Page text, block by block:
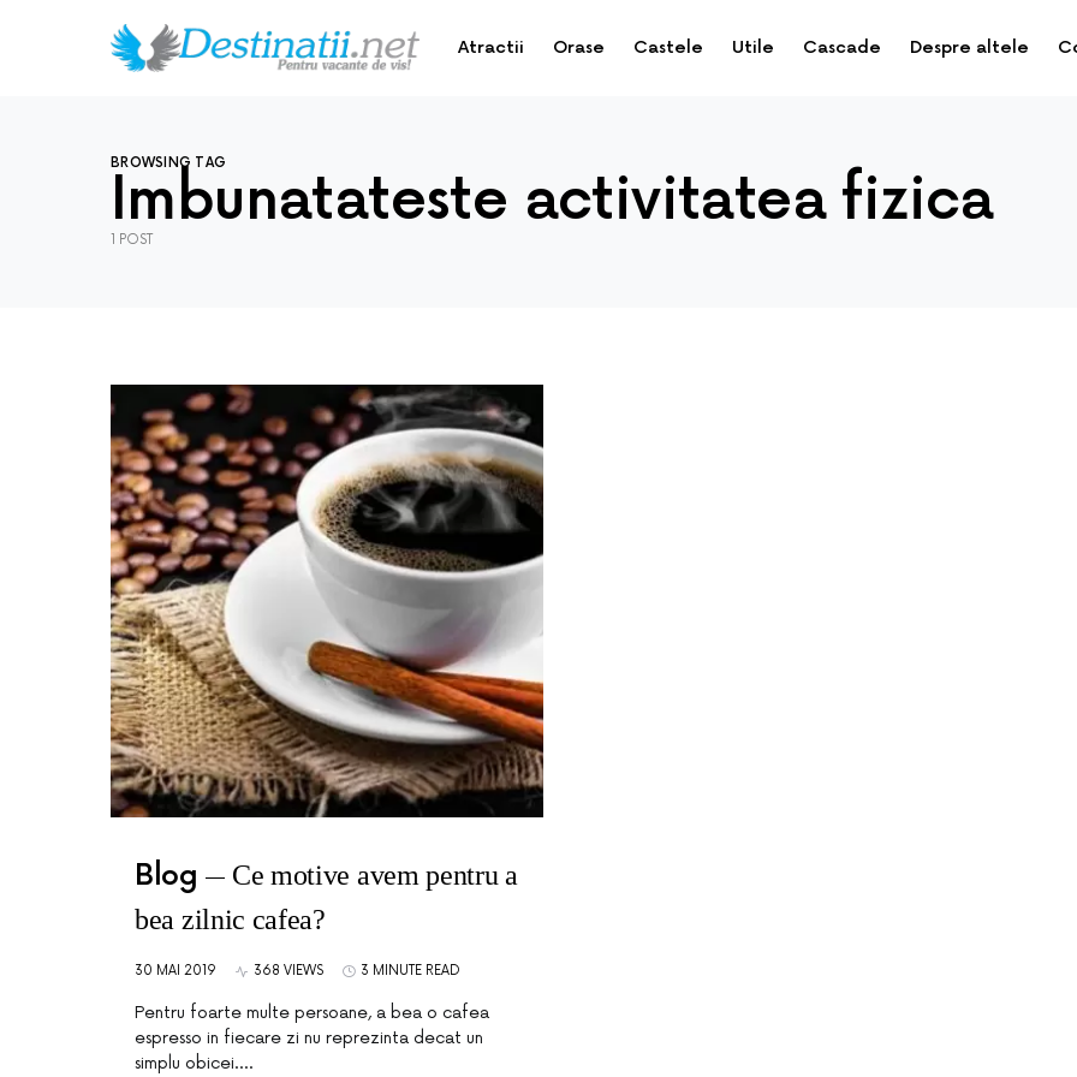
Atractii Orase Castele Utile Cascade Despre altele
BROWSING TAG
Imbunatateste activitatea fizica
1 POST
Blog
Ce motive avem pentru a
bea zilnic cafea?
30 MAI 2019 368 VIEWS 3 MINUTE READ
Pentru foarte multe persoane, a bea o cafea
espresso in fiecare zi nu reprezinta decat un
simplu obicei.…